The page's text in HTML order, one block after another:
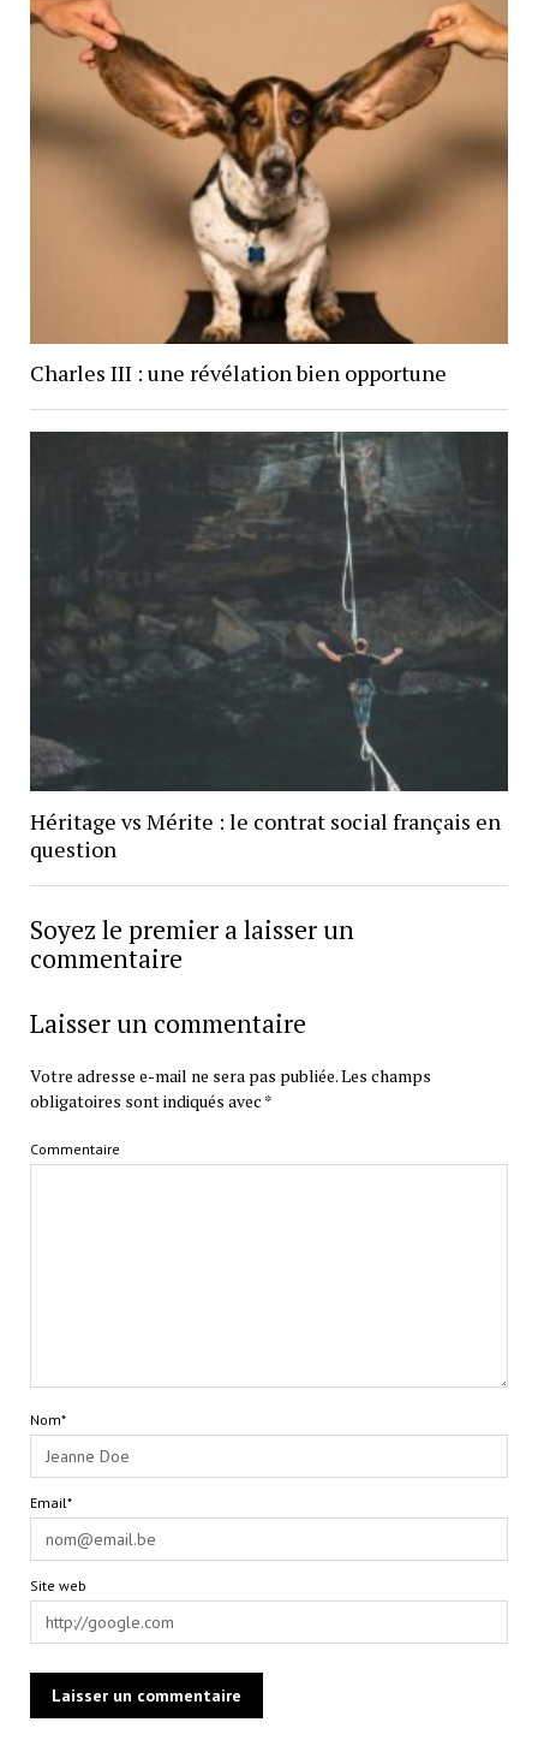
Charles III : une révélation bien opportune
Héritage vs Mérite : le contrat social français en
question
Soyez le premier a laisser un
commentaire
Laisser un commentaire
Votre adresse e-mail ne sera pas publiée.Les champs
obligatoires sont indiqués avec *
Commentaire
Nom*
Email*
Site web